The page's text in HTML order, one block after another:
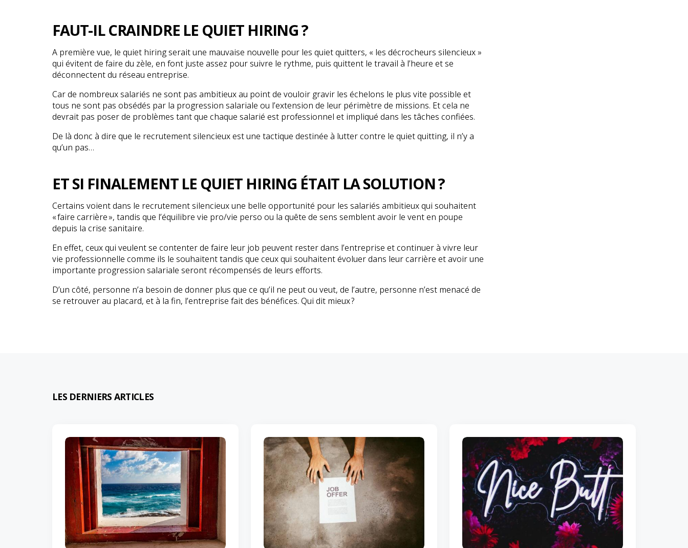
FAUT-IL CRAINDRE LE QUIET HIRING ?
A première vue, le quiet hiring serait une mauvaise nouvelle pour les quiet quitters, « les décrocheurs silencieux »
qui évitent de faire du zèle, en font juste assez pour suivre le rythme, puis quittent le travail à l’heure et se
déconnectent du réseau entreprise.
Car de nombreux salariés ne sont pas ambitieux au point de vouloir gravir les échelons le plus vite possible et
tous ne sont pas obsédés par la progression salariale ou l’extension de leur périmètre de missions. Et cela ne
devrait pas poser de problèmes tant que chaque salarié est professionnel et impliqué dans les tâches confiées.
De là donc à dire que le recrutement silencieux est une tactique destinée à lutter contre le quiet quitting, il n’y a
qu’un pas…
ET SI FINALEMENT LE QUIET HIRING ÉTAIT LA SOLUTION ?
Certains voient dans le recrutement silencieux une belle opportunité pour les salariés ambitieux qui souhaitent
« faire carrière », tandis que l’équilibre vie pro/vie perso ou la quête de sens semblent avoir le vent en poupe
depuis la crise sanitaire.
En effet, ceux qui veulent se contenter de faire leur job peuvent rester dans l’entreprise et continuer à vivre leur
vie professionnelle comme ils le souhaitent tandis que ceux qui souhaitent évoluer dans leur carrière et avoir une
importante progression salariale seront récompensés de leurs efforts.
D’un côté, personne n’a besoin de donner plus que ce qu’il ne peut ou veut, de l’autre, personne n’est menacé de
se retrouver au placard, et à la fin, l’entreprise fait des bénéfices. Qui dit mieux ?
LES DERNIERS ARTICLES